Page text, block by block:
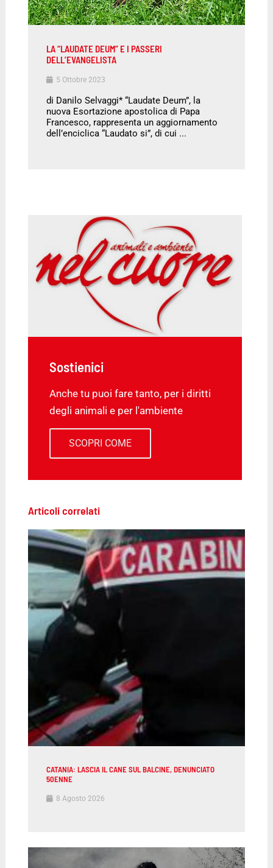
LA “LAUDATE DEUM” E I PASSERI
DELL’EVANGELISTA
5 Ottobre 2023
di Danilo Selvaggi* “Laudate Deum”, la
nuova Esortazione apostolica di Papa
Francesco, rappresenta un aggiornamento
dell’enciclica “Laudato si”, di cui ...
Sostienici
Anche tu puoi fare tanto, per i diritti
degli animali e per l'ambiente
SCOPRI COME
Articoli correlati
CATANIA: LASCIA IL CANE SUL BALCINE, DENUNCIATO
50ENNE
8 Agosto 2026